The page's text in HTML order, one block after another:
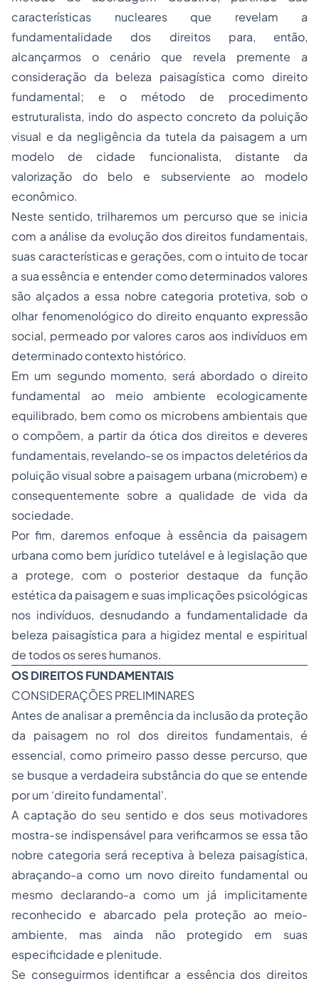
características nucleares que revelam a
fundamentalidade dos direitos para, então,
alcançarmos o cenário que revela premente a
consideração da beleza paisagística como direito
fundamental; e o método de procedimento
estruturalista, indo do aspecto concreto da poluição
visual e da negligência da tutela da paisagem a um
modelo de cidade funcionalista, distante da
valorização do belo e subserviente ao modelo
econômico.
Neste sentido, trilharemos um percurso que se inicia
com a análise da evolução dos direitos fundamentais,
suas características e gerações, com o intuito de tocar
a sua essência e entender como determinados valores
são alçados a essa nobre categoria protetiva, sob o
olhar fenomenológico do direito enquanto expressão
social, permeado por valores caros aos indivíduos em
determinado contexto histórico.
Em um segundo momento, será abordado o direito
fundamental ao meio ambiente ecologicamente
equilibrado, bem como os microbens ambientais que
o compõem, a partir da ótica dos direitos e deveres
fundamentais, revelando-se os impactos deletérios da
poluição visual sobre a paisagem urbana (microbem) e
consequentemente sobre a qualidade de vida da
sociedade.
Por fim, daremos enfoque à essência da paisagem
urbana como bem jurídico tutelável e à legislação que
a protege, com o posterior destaque da função
estética da paisagem e suas implicações psicológicas
nos indivíduos, desnudando a fundamentalidade da
beleza paisagística para a higidez mental e espiritual
de todos os seres humanos.
OS DIREITOS FUNDAMENTAIS
CONSIDERAÇÕES PRELIMINARES
Antes de analisar a premência da inclusão da proteção
da paisagem no rol dos direitos fundamentais, é
essencial, como primeiro passo desse percurso, que
se busque a verdadeira substância do que se entende
por um ‘direito fundamental'.
A captação do seu sentido e dos seus motivadores
mostra-se indispensável para verificarmos se essa tão
nobre categoria será receptiva à beleza paisagística,
abraçando-a como um novo direito fundamental ou
mesmo declarando-a como um já implicitamente
reconhecido e abarcado pela proteção ao meio-
ambiente, mas ainda não protegido em suas
especificidade e plenitude.
Se conseguirmos identificar a essência dos direitos